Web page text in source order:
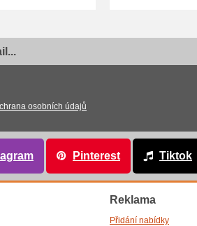
osobních údajů
Pinterest Tiktok
Reklama
Přidání nabídky